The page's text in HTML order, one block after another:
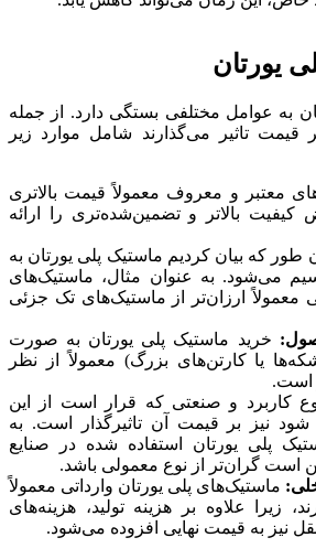
یورتان
به عوامل مختلفی بستگی دارد. از جمله
قیمت تاثیر می‌گذارند شامل موارد زیر
معتبر و معروف معمولاً قیمت بالاتری
کیفیت بالاتر و تضمین‌شده‌تری را ارائه
طور که بیان کردیم ماستیک پلی یورتان به
می‌شود. به عنوان مثال، ماستیک‌های
ارزان‌تر از ماستیک‌های تک جزئی
خرید ماستیک پلی یورتان به صورت
یا کارتن‌های بزرگ) معمولاً از نظر
است.
کاربرد و صنعتی که قرار است از این
نیز بر قیمت آن تاثیرگذار است. به
پلی یورتان استفاده شده در صنایع
است گران‌تر از نوع معمولی باشد.
ماستیک‌های پلی یورتان وارداتی معمولاً
زیرا علاوه بر هزینه تولید، هزینه‌های
نیز به قیمت نهایی افزوده می‌شود.